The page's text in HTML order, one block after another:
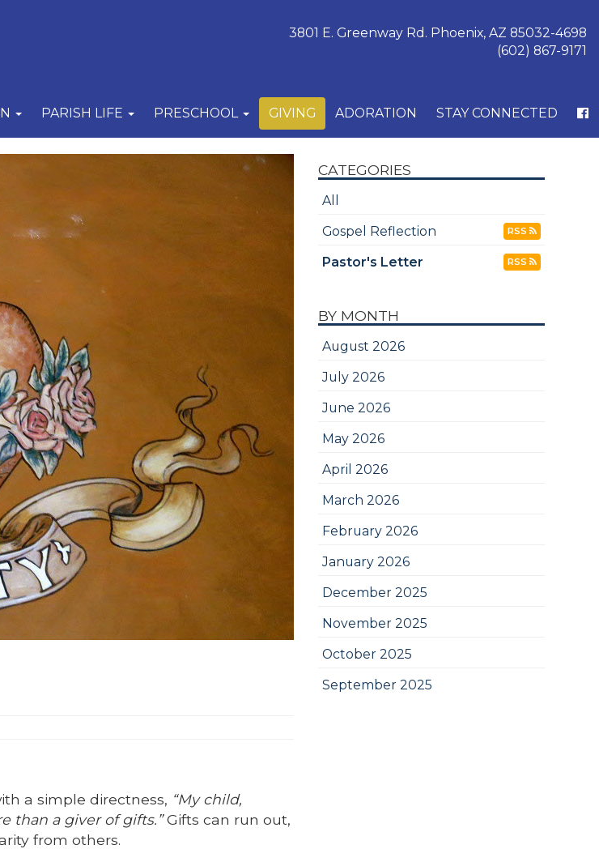
3801 E. Greenway Rd. Phoenix, AZ 85032-4698
(602) 867-9171
PARISH LIFE PRESCHOOL GIVING ADORATION STAY CONNECTED
a simple directness, “My child,
than a giver of gifts.”Gifts can run out,
from others.
CATEGORIES
All
Gospel Reflection
RSS
Pastor's Letter RSS
BY MONTH
August 2026
July 2026
June 2026
May 2026
April 2026
March 2026
February 2026
January 2026
December 2025
November 2025
October 2025
September 2025